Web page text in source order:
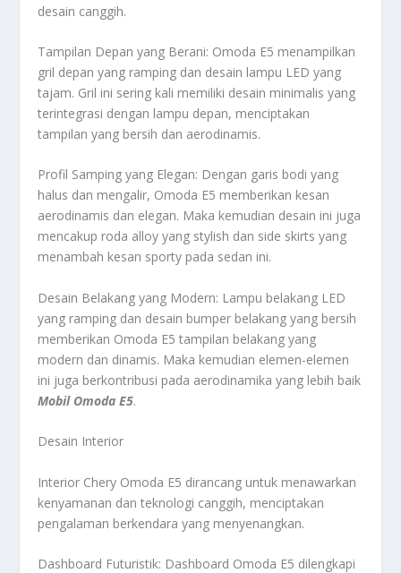
desain canggih.
Tampilan Depan yang Berani: Omoda E5 menampilkan
gril depan yang ramping dan desain lampu LED yang
tajam. Gril ini sering kali memiliki desain minimalis yang
terintegrasi dengan lampu depan, menciptakan
tampilan yang bersih dan aerodinamis.
Profil Samping yang Elegan: Dengan garis bodi yang
halus dan mengalir, Omoda E5 memberikan kesan
aerodinamis dan elegan. Maka kemudian desain ini juga
mencakup roda alloy yang stylish dan side skirts yang
menambah kesan sporty pada sedan ini.
Desain Belakang yang Modern: Lampu belakang LED
yang ramping dan desain bumper belakang yang bersih
memberikan Omoda E5 tampilan belakang yang
modern dan dinamis. Maka kemudian elemen-elemen
ini juga berkontribusi pada aerodinamika yang lebih baik
Mobil Omoda E5.
Desain Interior
Interior Chery Omoda E5 dirancang untuk menawarkan
kenyamanan dan teknologi canggih, menciptakan
pengalaman berkendara yang menyenangkan.
Dashboard Futuristik: Dashboard Omoda E5 dilengkapi